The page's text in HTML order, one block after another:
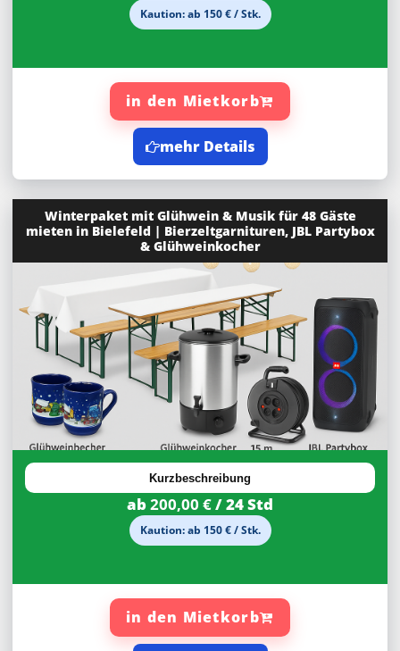
Kaution: ab 150 € / Stk.
in den Mietkorb
mehr Details
Winterpaket mit Glühwein & Musik für 48 Gäste
mieten in Bielefeld | Bierzeltgarnituren, JBL Partybox
& Glühweinkocher
Kurzbeschreibung
ab200,00 €/ 24 Std
Kaution: ab 150 € / Stk.
in den Mietkorb